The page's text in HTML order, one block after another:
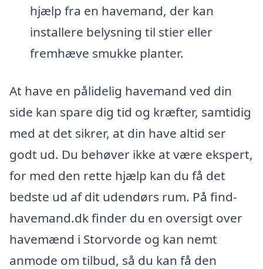
hjælp fra en havemand, der kan
installere belysning til stier eller
fremhæve smukke planter.
At have en pålidelig havemand ved din
side kan spare dig tid og kræfter, samtidig
med at det sikrer, at din have altid ser
godt ud. Du behøver ikke at være ekspert,
for med den rette hjælp kan du få det
bedste ud af dit udendørs rum. På find-
havemand.dk finder du en oversigt over
havemænd i Storvorde og kan nemt
anmode om tilbud, så du kan få den